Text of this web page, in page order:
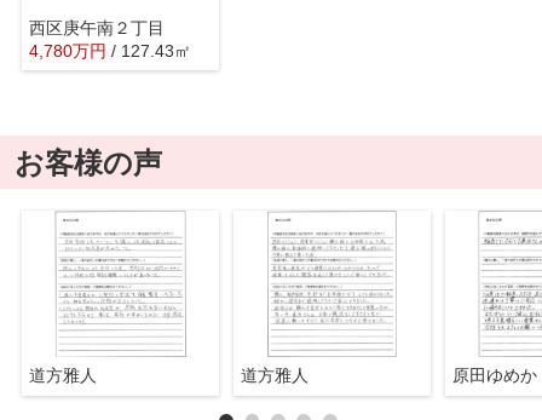
西区庚午南２丁目
4,780万円 / 127.43㎡
お客様の声
道方雅人 道方雅人 原田ゆめか